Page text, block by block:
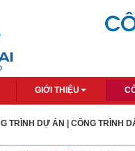
GIỚI THIỆU
TRÌNH DỰ ÁN CÔNG TRÌNH